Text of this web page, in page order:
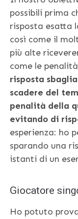
possibili prima
risposta esatta
così come il
più alte
come le
risposta
scadere del
penalità della
evitando di
esperienza: ho
sparando una
istanti di un
Giocatore
Ho potuto